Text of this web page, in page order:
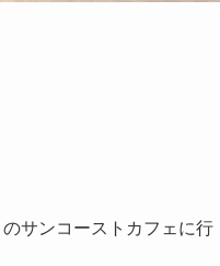
サンコーストカフェに行